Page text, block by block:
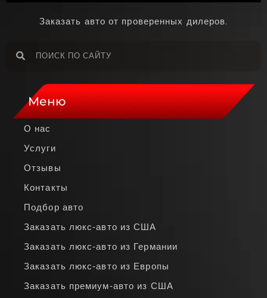
Заказать авто от проверенных дилеров.
Меню
О нас
Услуги
Отзывы
Контакты
Подбор авто
Заказать люкс‑авто из США
Заказать люкс‑авто из Германии
Заказать люкс‑авто из Европы
Заказать премиум‑авто из США